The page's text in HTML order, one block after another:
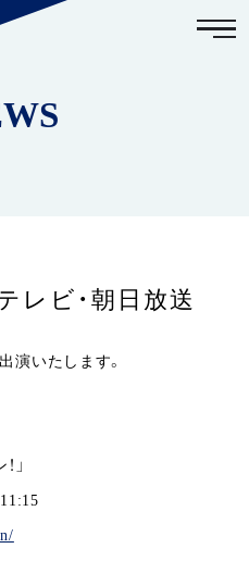
レビ・朝日放送
演いたします。
」